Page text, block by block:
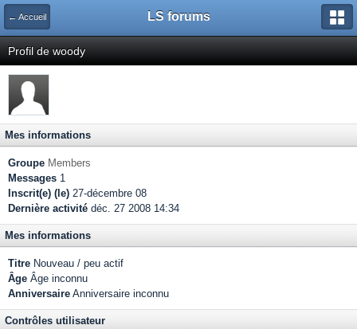
← Accueil LS forums
Profil de woody
Mes informations
Groupe Members
Messages 1
Inscrit(e) (le) 27-décembre 08
Dernière activité déc. 27 2008 14:34
Mes informations
Titre Nouveau / peu actif
Âge Âge inconnu
Anniversaire Anniversaire inconnu
Contrôles utilisateur